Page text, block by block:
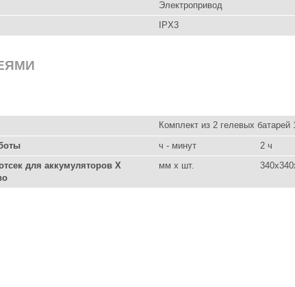
Электропривод
IPX3
Комплект из 2 гелевых
ч - минут
2 ч
для аккумуляторов X
мм x шт.